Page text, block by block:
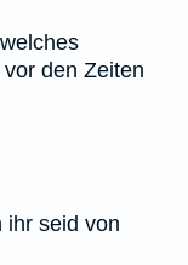
den Zeiten
ihr seid von